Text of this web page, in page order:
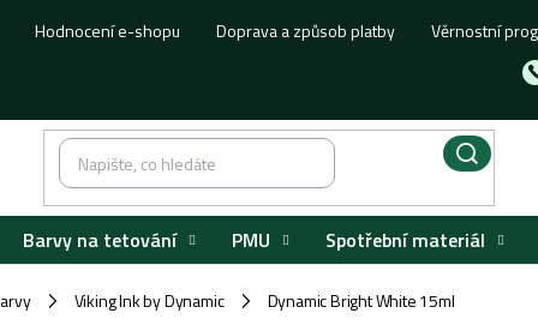
Hodnocení e-shopu Doprava a způsob platby Věrnostní
Barvy na tetování PMU Spotřební materiál
/ Viking Ink by Dynamic / Dynamic Bright White 15ml